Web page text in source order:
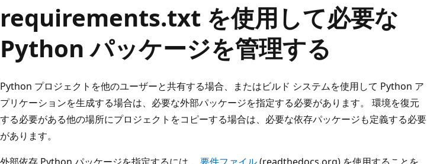
ッ
プ
requirements.txt を使用して必要な
Python パッケージを管理する
Python プロジェクトを他のユーザーと共有する場合、またはビルド システムを使用して Python ア
プリケーションを生成する場合は、必要な外部パッケージを指定する必要があります。 環境を復元
する必要がある他の場所にプロジェクトをコピーする場合は、必要な依存パッケージも定義する必要
があります。
外部依存 Python パッケージを指定するには、 要件ファイル(readthedocs.org) を使用することを